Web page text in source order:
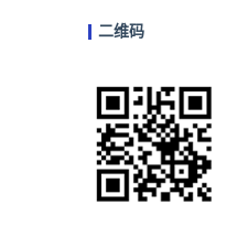
二维码